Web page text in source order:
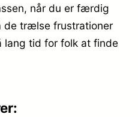
når du er færdig
de trælse frustrationer
lang tid for folk at finde